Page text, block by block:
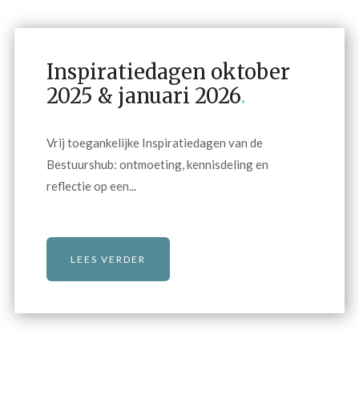
Inspiratiedagen oktober
2025 & januari 2026.
Vrij toegankelijke Inspiratiedagen van de
Bestuurshub: ontmoeting, kennisdeling en
reflectie op een...
LEES VERDER